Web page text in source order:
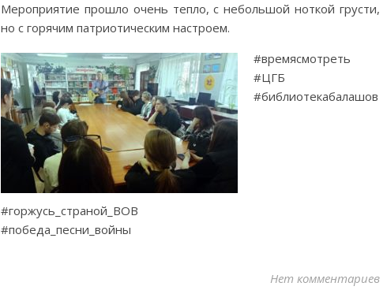
Мероприятие прошло очень тепло, с небольшой ноткой грусти,
но с горячим патриотическим настроем.
#времясмотреть
#ЦГБ
#библиотекабалашов
#горжусь_страной_ВОВ
#победа_песни_войны
Нет комментариев